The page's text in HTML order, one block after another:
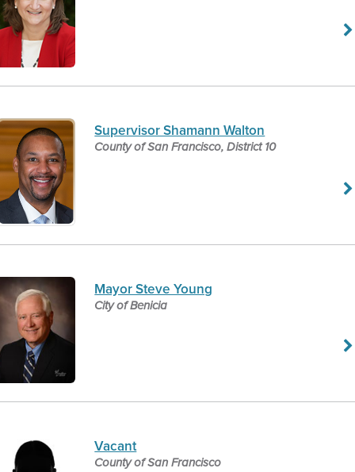
Supervisor Shamann Walton
County of San Francisco, District 10
Mayor Steve Young
City of Benicia
Vacant
County of San Francisco